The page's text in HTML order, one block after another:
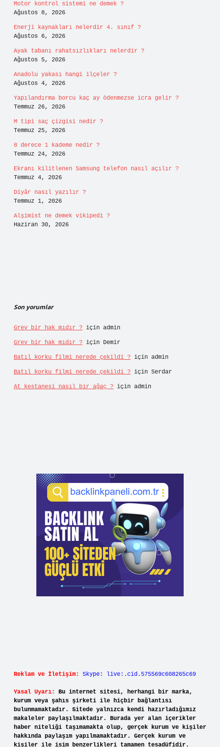
Motor kontrol sistemi ne demek ?
Ağustos 8, 2026
Enerji kaynakları nelerdir 4. sınıf ?
Ağustos 6, 2026
Ayak tabanı rahatsızlıkları nelerdir ?
Ağustos 5, 2026
Anadolu yakası hangi ilçeler ?
Ağustos 4, 2026
Yapılandırma borcu kaç ay ödenmezse icra gelir ?
Temmuz 26, 2026
M tipi saç çizgisi nedir ?
Temmuz 25, 2026
8 derece 1 kademe nedir ?
Temmuz 24, 2026
Ekranı kilitlenen Samsung telefon nasıl açılır ?
Temmuz 4, 2026
Diyâr nasıl yazılır ?
Temmuz 1, 2026
Alşimist ne demek vikipedi ?
Haziran 30, 2026
Son yorumlar
Grev bir hak mıdır ? için admin
Grev bir hak mıdır ? için Demir
Batıl korku filmi nerede çekildi ? için admin
Batıl korku filmi nerede çekildi ? için Serdar
At kestanesi nasıl bir ağaç ? için admin
Reklam ve İletişim: Skype: live:.cid.575569c608265c69
Yasal Uyarı:
Bu internet sitesi, herhangi bir marka,
kurum veya şahıs şirketi ile hiçbir bağlantısı
bulunmamaktadır. Sitede yalnızca kendi hazırladığımız
makaleler paylaşılmaktadır. Burada yer alan içerikler
haber niteliği taşımamakta olup, gerçek kurum ve kişiler
hakkında paylaşım yapılmamaktadır. Gerçek kurum ve
kişiler ile isim benzerlikleri tamamen tesadüfidir.